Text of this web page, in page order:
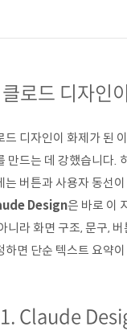
로드 디자인
드 디자인이 화제가 된
만드는 데 강했습니다.
는 버튼과 사용자 동선
Design은 바로 이
니라 화면 구조, 문구,
하면 단순 텍스트 요약
Claude